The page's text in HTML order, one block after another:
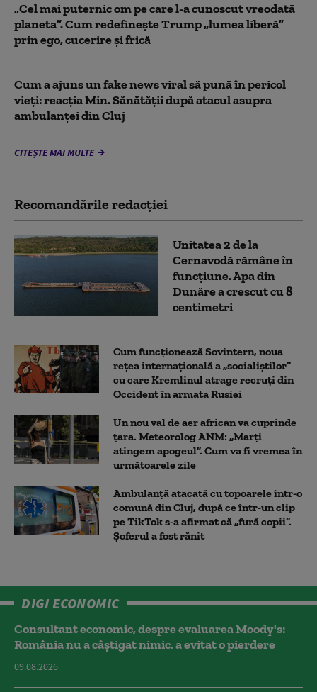
„Cel mai puternic om pe care l-a cunoscut vreodată
planeta”. Cum redefinește Trump „lumea liberă”
prin ego, cucerire și frică
Cum a ajuns un fake news viral să pună în pericol
vieți: reacția Min. Sănătății după atacul asupra
ambulanței din Cluj
CITEȘTE MAI MULTE
Recomandările redacţiei
Unitatea 2 de la
Cernavodă rămâne în
funcțiune. Apa din
Dunăre a crescut cu 8
centimetri
Cum funcționează Sovintern, noua
rețea internațională a „socialiștilor”
cu care Kremlinul atrage recruți din
Occident în armata Rusiei
Un nou val de aer african va cuprinde
țara. Meteorolog ANM: „Marți
atingem apogeul”. Cum va fi vremea în
următoarele zile
Ambulanţă atacată cu topoarele într-o
comună din Cluj, după ce într-un clip
pe TikTok s-a afirmat că „fură copii”.
Șoferul a fost rănit
DIGI ECONOMIC
Consultant economic, despre evaluarea Moody's:
România nu a câştigat nimic, a evitat o pierdere
09.08.2026